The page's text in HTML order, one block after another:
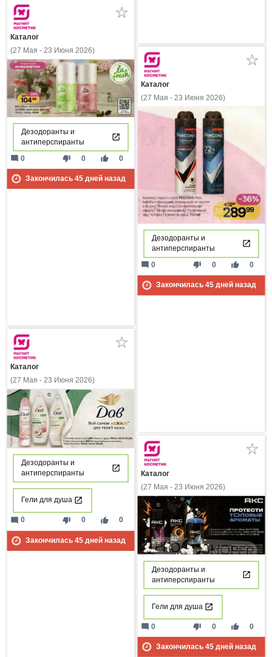
Каталог
(27 Мая - 23 Июня 2026)
Дезодоранты и
антиперспиранты
thumb_down 0 thumb_up 0
mode_comment 0
Закончилась 45дней назад
Каталог
(27 Мая - 23 Июня 2026)
Дезодоранты и
антиперспиранты
thumb_down 0 thumb_up 0
mode_comment 0
Закончилась 45дней назад
Каталог
(27 Мая - 23 Июня 2026)
Дезодоранты и
антиперспиранты
Гели для душа
thumb_down 0 thumb_up 0
mode_comment 0
Закончилась 45дней назад
Каталог
(27 Мая - 23 Июня 2026)
Дезодоранты и
антиперспиранты
Гели для душа
thumb_down 0 thumb_up 0
mode_comment 0
Закончилась 45дней назад